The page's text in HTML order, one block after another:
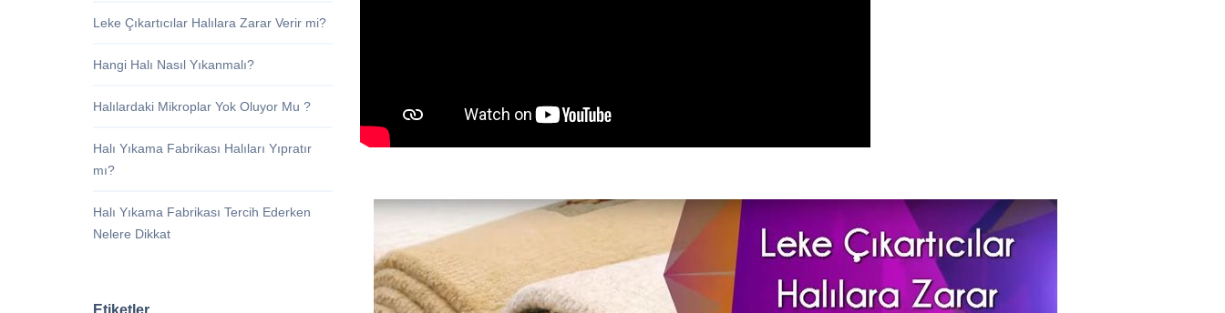
Leke Çıkartıcılar Halılara Zarar Verir mi?
Hangi Halı Nasıl Yıkanmalı?
Halılardaki Mikroplar Yok Oluyor Mu ?
Halı Yıkama Fabrikası Halıları Yıpratır
mı?
Halı Yıkama Fabrikası Tercih Ederken
Nelere Dikkat
Etiketler